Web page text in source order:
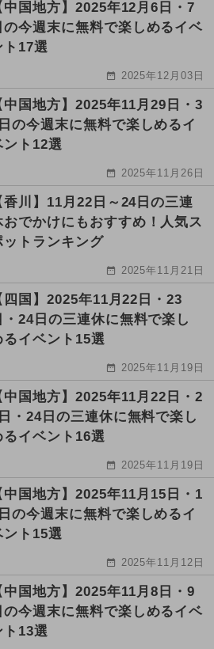
中国地方】2025年12月6日・7
の今週末に無料で楽しめるイベ
ト17選
2025年12月03日
中国地方】2025年11月29日・3
の今週末に無料で楽しめるイ
ント12選
2025年11月26日
香川】11月22日～24日の三連
おでかけにもおすすめ！人気ス
ットランキング
2025年11月21日
四国】2025年11月22日・23
・24日の三連休に無料で楽し
るイベント15選
2025年11月19日
中国地方】2025年11月22日・2
・24日の三連休に無料で楽し
るイベント16選
2025年11月19日
中国地方】2025年11月15日・1
の今週末に無料で楽しめるイ
ント15選
2025年11月12日
中国地方】2025年11月8日・9
の今週末に無料で楽しめるイベ
ト13選